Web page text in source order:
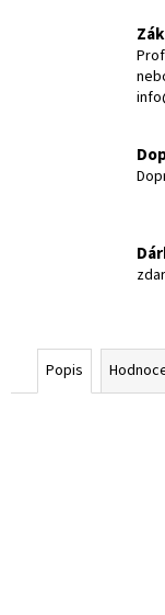
Popis